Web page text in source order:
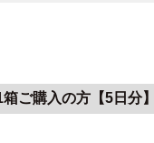
箱ご購入の方【5日分】